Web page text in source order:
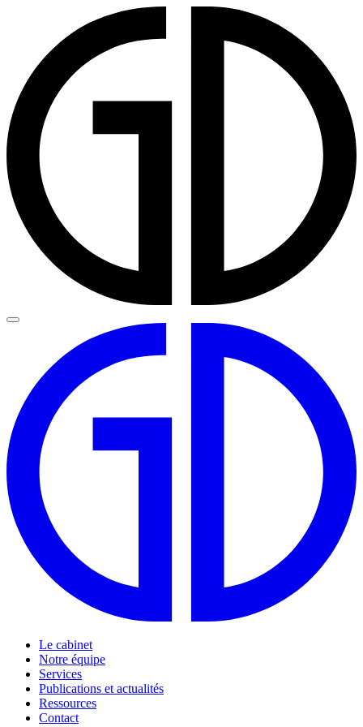
Le cabinet
Notre équipe
Services
Publications et actualités
Ressources
Contact